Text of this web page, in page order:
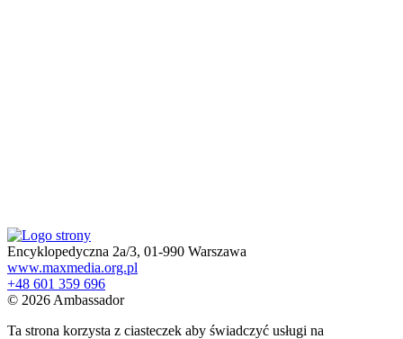
Encyklopedyczna 2a/3, 01-990 Warszawa
www.maxmedia.org.pl
+48 601 359 696
© 2026 Ambassador
Ta strona korzysta z ciasteczek aby świadczyć usługi na